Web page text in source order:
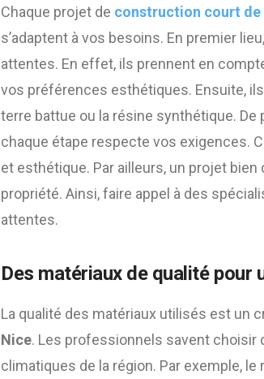
Chaque projet de construction court de
s’adaptent à vos besoins. En premier
attentes. En effet, ils prennent en
vos préférences esthétiques. Ensuite,
terre battue ou la résine synthétique.
chaque étape respecte vos exigences.
et esthétique. Par ailleurs, un projet
propriété. Ainsi, faire appel à des
attentes.
Des matériaux de qualité pour
La qualité des matériaux utilisés est un
Nice. Les professionnels savent choisir
climatiques de la région. Par exemple,